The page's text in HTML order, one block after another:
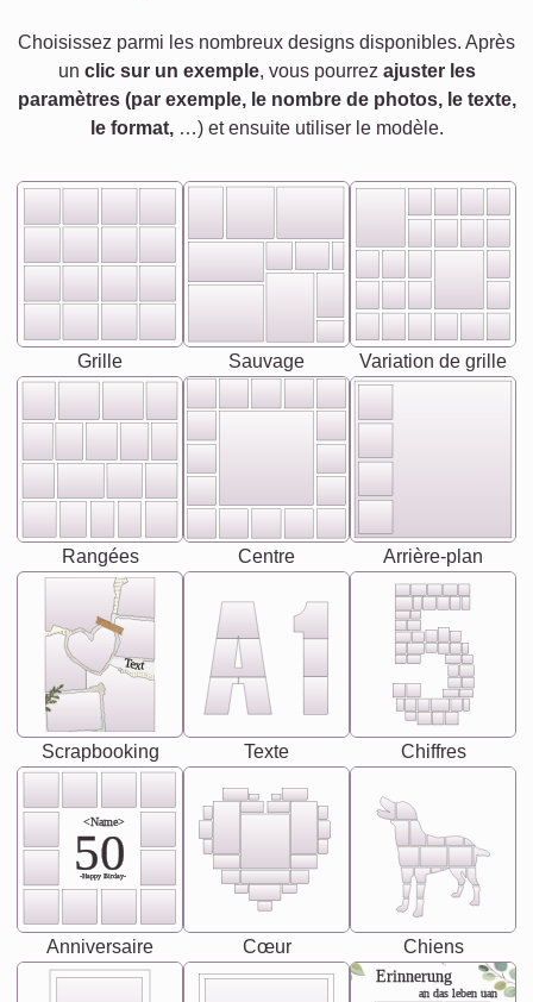
Choisissez parmi les nombreux designs disponibles. Après
un clic sur un exemple, vous pourrez ajuster les
paramètres (par exemple, le nombre de photos, le texte,
le format,…) et ensuite utiliser le modèle.
Grille Sauvage Variation de grille
Rangées Centre Arrière-plan
Text
Scrapbooking Texte Chiffres
<Name>
50
-Happy Birday-
Anniversaire Cœur Chiens
Erinnerung
an das leben uan